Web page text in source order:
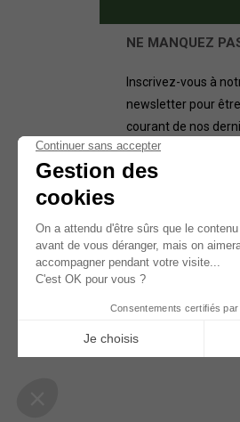
NE MANQUEZ
Inscrivez-vous à
newsletter pour
courant de nos
offres.